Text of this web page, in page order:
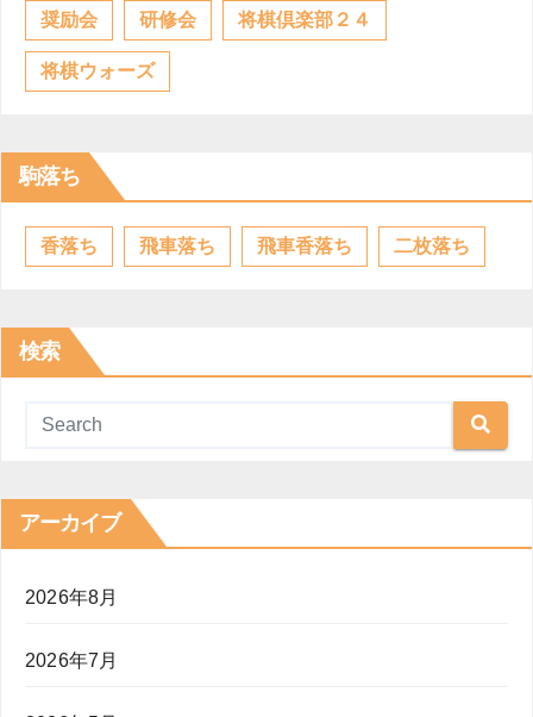
奨励会 研修会 将棋倶楽部２４
将棋ウォーズ
駒落ち
香落ち 飛車落ち 飛車香落ち 二枚落ち
検索
アーカイブ
2026年8月
2026年7月